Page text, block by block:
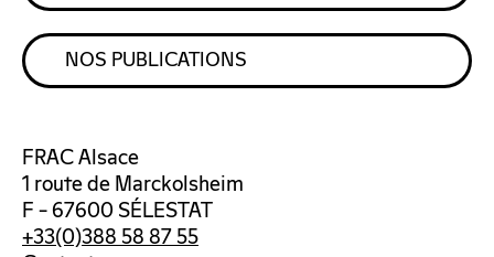
NOS PUBLICATIONS
FRAC Alsace
1 route de Marckolsheim
F – 67600 SÉLESTAT
+33(0)388 58 87 55